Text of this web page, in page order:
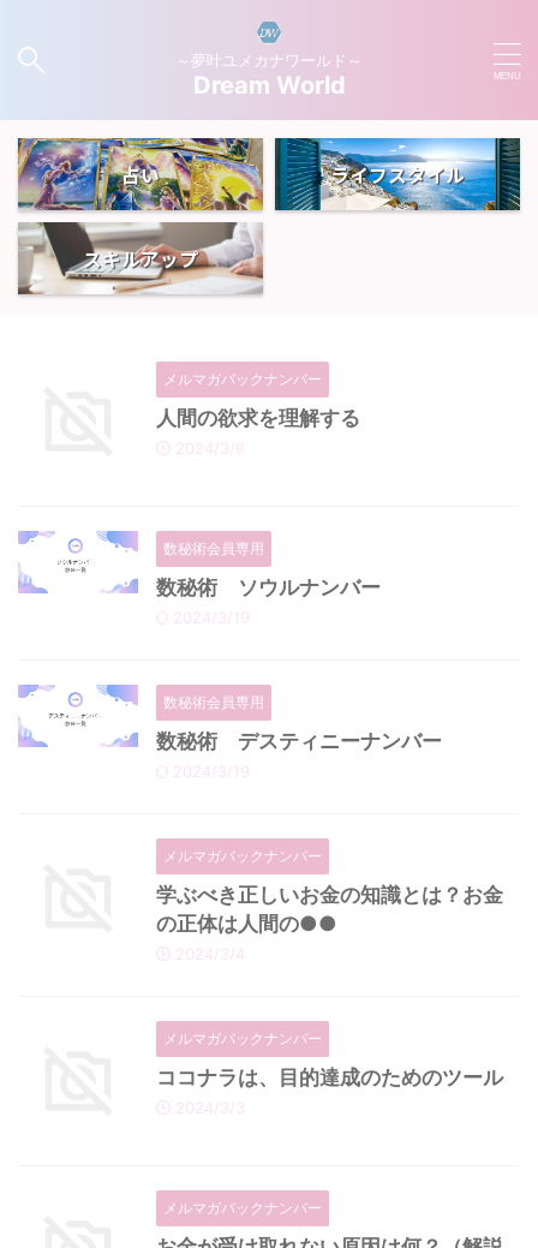
～夢叶ユメカナワールド～
Dream World
占い ライフスタイル
スキルアップ
メルマガバックナンバー
人間の欲求を理解する
2024/3/8
数秘術会員専用
数秘術 ソウルナンバー
2024/3/19
数秘術会員専用
数秘術 デスティニーナンバー
2024/3/19
メルマガバックナンバー
学ぶべき正しいお金の知識とは？お金
の正体は人間の●●
2024/3/4
メルマガバックナンバー
ココナラは、目的達成のためのツール
2024/3/3
メルマガバックナンバー